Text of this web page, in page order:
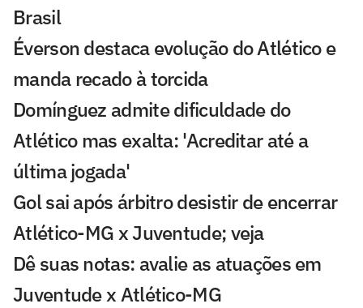
Brasil
Éverson destaca evolução do Atlético e
manda recado à torcida
Domínguez admite dificuldade do
Atlético mas exalta: 'Acreditar até a
última jogada'
Gol sai após árbitro desistir de encerrar
Atlético-MG x Juventude; veja
Dê suas notas: avalie as atuações em
Juventude x Atlético-MG